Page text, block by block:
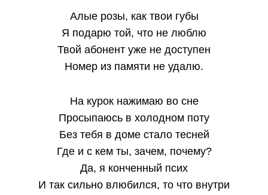
Алые розы, как твои губы
Я подарю той, что не люблю
Твой абонент уже не доступен
Номер из памяти не удалю.
На курок нажимаю во сне
Просыпаюсь в холодном поту
Без тебя в доме стало тесней
Где и с кем ты, зачем, почему?
Да, я конченный псих
И так сильно влюбился, то что внутри